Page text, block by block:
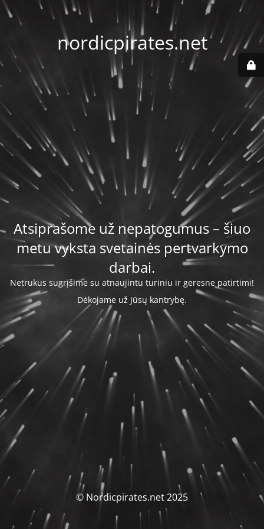
nordicpirates.net
Atsiprašome už nepatogumus – šiuo
metu vyksta svetainės pertvarkymo
darbai.
Netrukus sugrįšime su atnaujintu turiniu ir geresne patirtimi!
Dėkojame už Jūsų kantrybę.
© Nordicpirates.net 2025